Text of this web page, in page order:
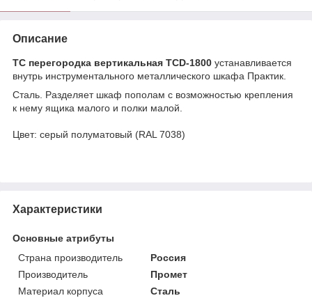
Описание
TC перегородка вертикальная TCD-1800 устанавливается
внутрь инструментального металлического шкафа Практик.
Сталь. Разделяет шкаф пополам с возможностью крепления
к нему ящика малого и полки малой.
Цвет: серый полуматовый (RAL 7038)
Характеристики
Основные атрибуты
Страна производитель
Россия
Производитель
Промет
Материал корпуса
Сталь